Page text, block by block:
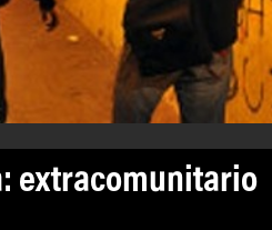
extracomunitario